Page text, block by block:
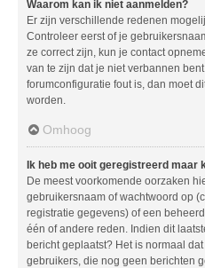
Waarom kan ik niet aanmelden?
Er zijn verschillende redenen
Controleer eerst of je
ze correct zijn, kun je contact
van te zijn dat je niet verbannen
forumconfiguratie fout is, dan moet
worden.
Omhoog
Ik heb me ooit geregistreerd maar
De meest voorkomende oorzaken
gebruikersnaam of wachtwoord op
registratie gegevens) of een
één of andere reden. Indien dit
bericht geplaatst? Het is normaal
gebruikers, die nog geen berichten